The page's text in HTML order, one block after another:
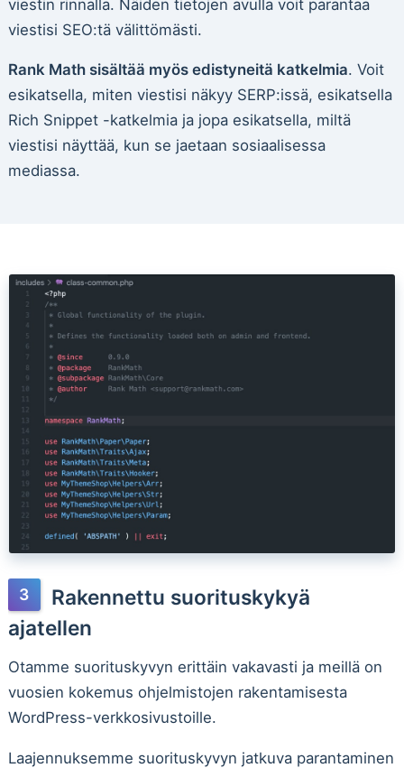
viestin rinnalla. Näiden tietojen avulla voit parantaa
viestisi SEO:tä välittömästi.
Rank Math sisältää myös edistyneitä katkelmia. Voit
esikatsella, miten viestisi näkyy SERP:issä, esikatsella
Rich Snippet -katkelmia ja jopa esikatsella, miltä
viestisi näyttää, kun se jaetaan sosiaalisessa
mediassa.
Rakennettu suorituskykyä
ajatellen
Otamme suorituskyvyn erittäin vakavasti ja meillä on
vuosien kokemus ohjelmistojen rakentamisesta
WordPress-verkkosivustoille.
Laajennuksemme suorituskyvyn jatkuva parantaminen